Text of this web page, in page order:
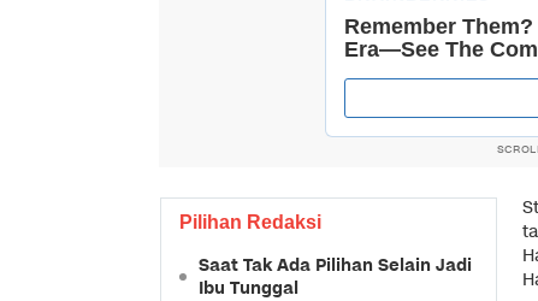
Pilihan Redaksi
Saat Tak Ada Pilihan Selain Jadi
Ibu Tunggal